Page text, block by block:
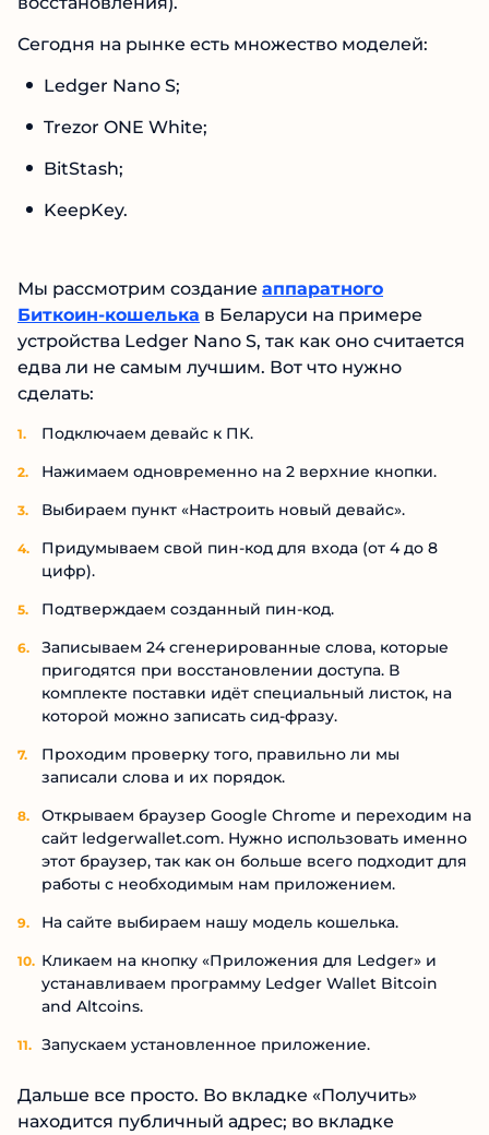
Сегодня на рынке есть множество моделей:
Ledger Nano S;
Trezor ONE White;
BitStash;
KeepKey.
Мы рассмотрим создание аппаратного
Биткоин-кошелька в Беларуси на примере
устройства Ledger Nano S, так как оно считается
едва ли не самым лучшим. Вот что нужно
сделать:
Подключаем девайс к ПК.
Нажимаем одновременно на 2 верхние кнопки.
Выбираем пункт «Настроить новый девайс».
Придумываем свой пин-код для входа (от 4 до 8
цифр).
Подтверждаем созданный пин-код.
Записываем 24 сгенерированные слова, которые
пригодятся при восстановлении доступа. В
комплекте поставки идёт специальный листок, на
которой можно записать сид-фразу.
Проходим проверку того, правильно ли мы
записали слова и их порядок.
Открываем браузер Google Chrome и переходим на
сайт ledgerwallet.com. Нужно использовать именно
этот браузер, так как он больше всего подходит для
работы с необходимым нам приложением.
На сайте выбираем нашу модель кошелька.
Кликаем на кнопку «Приложения для Ledger» и
устанавливаем программу Ledger Wallet Bitcoin
and Altcoins.
Запускаем установленное приложение.
Дальше все просто. Во вкладке «Получить»
находится публичный адрес; во вкладке